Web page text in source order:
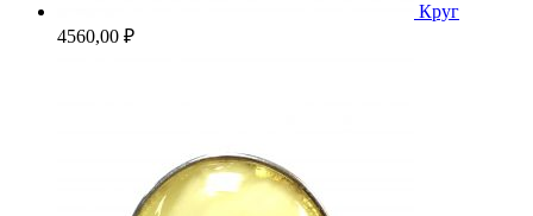
Круг
4560,00 ₽